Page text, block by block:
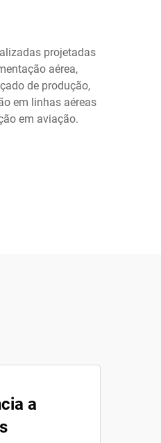
projetadas
aérea,
de produção,
em linhas aéreas
em aviação.
a